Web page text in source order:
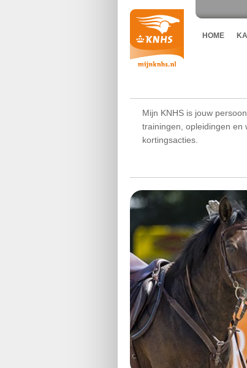
HOME
Mijn KNHS is jouw
trainingen, opleidingen en
kortingsacties.